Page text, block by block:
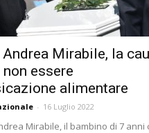
Mirabile, la
essere
alimentare
- 16 Luglio 2022
Mirabile, il bambino di 7 anni